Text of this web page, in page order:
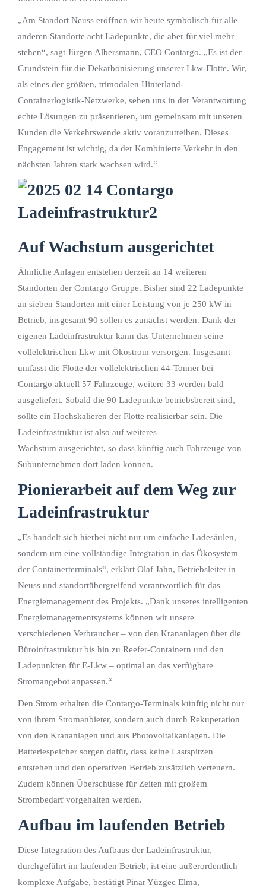
„Am Standort Neuss eröffnen wir heute symbolisch für alle
anderen Standorte acht Ladepunkte, die aber für viel mehr
stehen“, sagt Jürgen Albersmann, CEO Contargo. „Es ist der
Grundstein für die Dekarbonisierung unserer Lkw-Flotte. Wir,
als eines der größten, trimodalen Hinterland-
Containerlogistik-Netzwerke, sehen uns in der Verantwortung
echte Lösungen zu präsentieren, um gemeinsam mit unseren
Kunden die Verkehrswende aktiv voranzutreiben. Dieses
Engagement ist wichtig, da der Kombinierte Verkehr in den
nächsten Jahren stark wachsen wird.“
Auf Wachstum ausgerichtet
Ähnliche Anlagen entstehen derzeit an 14 weiteren
Standorten der Contargo Gruppe. Bisher sind 22 Ladepunkte
an sieben Standorten mit einer Leistung von je 250 kW in
Betrieb, insgesamt 90 sollen es zunächst werden. Dank der
eigenen Ladeinfrastruktur kann das Unternehmen seine
vollelektrischen Lkw mit Ökostrom versorgen. Insgesamt
umfasst die Flotte der vollelektrischen 44-Tonner bei
Contargo aktuell 57 Fahrzeuge, weitere 33 werden bald
ausgeliefert. Sobald die 90 Ladepunkte betriebsbereit sind,
sollte ein Hochskalieren der Flotte realisierbar sein. Die
Ladeinfrastruktur ist also auf weiteres
Wachstum ausgerichtet, so dass künftig auch Fahrzeuge von
Subunternehmen dort laden können.
Pionierarbeit auf dem Weg zur
Ladeinfrastruktur
„Es handelt sich hierbei nicht nur um einfache Ladesäulen,
sondern um eine vollständige Integration in das Ökosystem
der Containerterminals“, erklärt Olaf Jahn, Betriebsleiter in
Neuss und standortübergreifend verantwortlich für das
Energiemanagement des Projekts. „Dank unseres intelligenten
Energiemanagementsystems können wir unsere
verschiedenen Verbraucher – von den Krananlagen über die
Büroinfrastruktur bis hin zu Reefer-Containern und den
Ladepunkten für E-Lkw – optimal an das verfügbare
Stromangebot anpassen.“
Den Strom erhalten die Contargo-Terminals künftig nicht nur
von ihrem Stromanbieter, sondern auch durch Rekuperation
von den Krananlagen und aus Photovoltaikanlagen. Die
Batteriespeicher sorgen dafür, dass keine Lastspitzen
entstehen und den operativen Betrieb zusätzlich verteuern.
Zudem können Überschüsse für Zeiten mit großem
Strombedarf vorgehalten werden.
Aufbau im laufenden Betrieb
Diese Integration des Aufbaus der Ladeinfrastruktur,
durchgeführt im laufenden Betrieb, ist eine außerordentlich
komplexe Aufgabe, bestätigt Pinar Yüzgec Elma,